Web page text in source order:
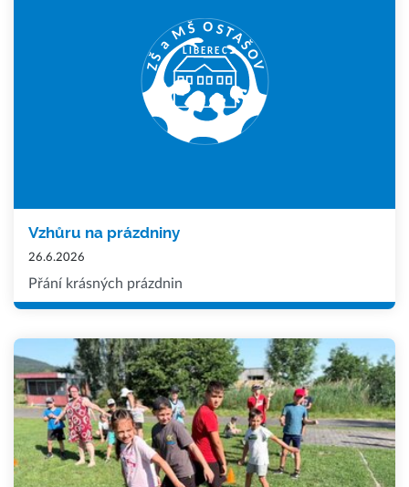
Vzhůru na prázdniny
26.6.2026
Přání krásných prázdnin